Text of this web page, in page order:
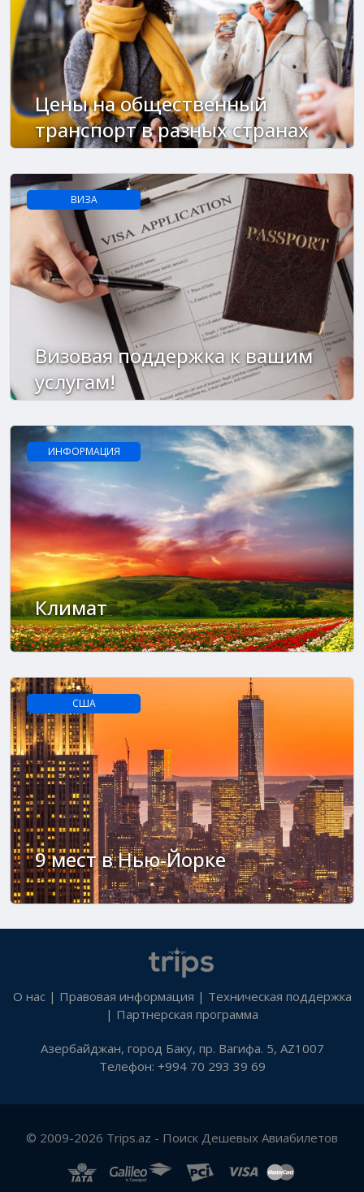
Цены на общественный
транспорт в разных странах
ВИЗА
Визовая поддержка к вашим
услугам!
ИНФОРМАЦИЯ
Климат
США
9 мест в Нью-Йорке
О нас| Правовая информация | Техническая поддержка
| Партнерская программа
Азербайджан, город Баку, пр. Вагифа. 5, AZ1007
Телефон: +994 70 293 39 69
© 2009-2026 Trips.az - Поиск Дешевых Авиабилетов